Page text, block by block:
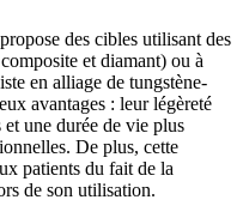
des cibles utilisant des
et diamant) ou à
en alliage de tungstène-
avantages : leur légèreté
une durée de vie plus
De plus, cette
patients du fait de la
de son utilisation.